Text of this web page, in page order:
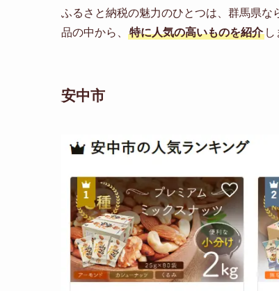
ふるさと納税の魅力のひとつは、群馬県
品の中から、
特に人気の高いものを紹介 し
安中市